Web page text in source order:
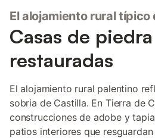
El alojamiento rural típico
Casas de
restauradas
El alojamiento rural palentino
sobria de Castilla. En Tierra de
construcciones de adobe y
patios interiores que